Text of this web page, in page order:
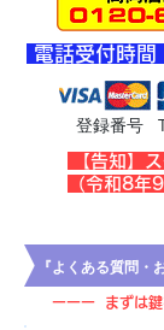
登録番号
電話受付時
【告知】
（令和8年
『よくある質問・
ーーー まずは